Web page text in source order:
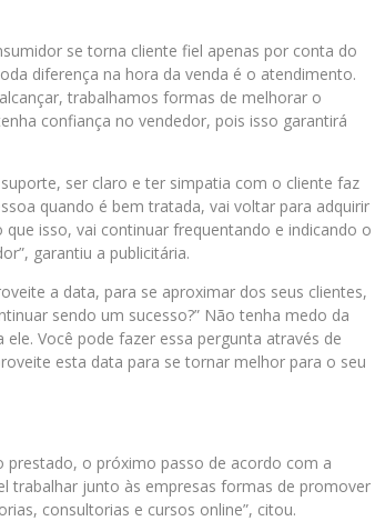
se torna cliente fiel apenas por conta do
diferença na hora da venda é o atendimento.
trabalhamos formas de melhorar o
confiança no vendedor, pois isso garantirá
ser claro e ter simpatia com o cliente faz
quando é bem tratada, vai voltar para adquirir
isso, vai continuar frequentando e indicando o
garantiu a publicitária.
a data, para se aproximar dos seus clientes,
sendo um sucesso?” Não tenha medo da
Você pode fazer essa pergunta através de
esta data para se tornar melhor para o seu
o próximo passo de acordo com a
trabalhar junto às empresas formas de promover
consultorias e cursos online”, citou.